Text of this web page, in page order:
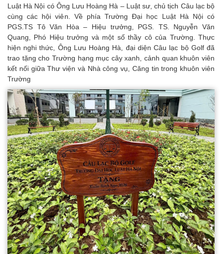
Luật Hà Nội có Ông Lưu Hoàng Hà – Luật sư, chủ tịch Câu lạc bộ
cùng các hội viên. Về phía Trường Đại học Luật Hà Nội có
PGS.TS Tô Văn Hòa – Hiệu trưởng, PGS. TS. Nguyễn Văn
Quang, Phó Hiệu trưởng và một số thầy cô của Trường. Thực
hiện nghi thức, Ông Lưu Hoàng Hà, đại diện Câu lạc bộ Golf đã
trao tặng cho Trường hạng mục cây xanh, cảnh quan khuôn viên
kết nối giữa Thư viện và Nhà công vụ, Căng tin trong khuôn viên
Trường